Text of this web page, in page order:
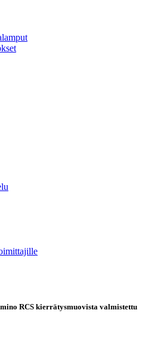
RCS kierrätysmuovista valmistettu